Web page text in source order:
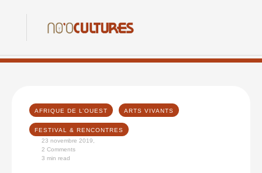
AFRIQUE DE L’OUEST ARTS VIVANTS
FESTIVAL & RENCONTRES
23 novembre 2019
2 Comments
3 min read